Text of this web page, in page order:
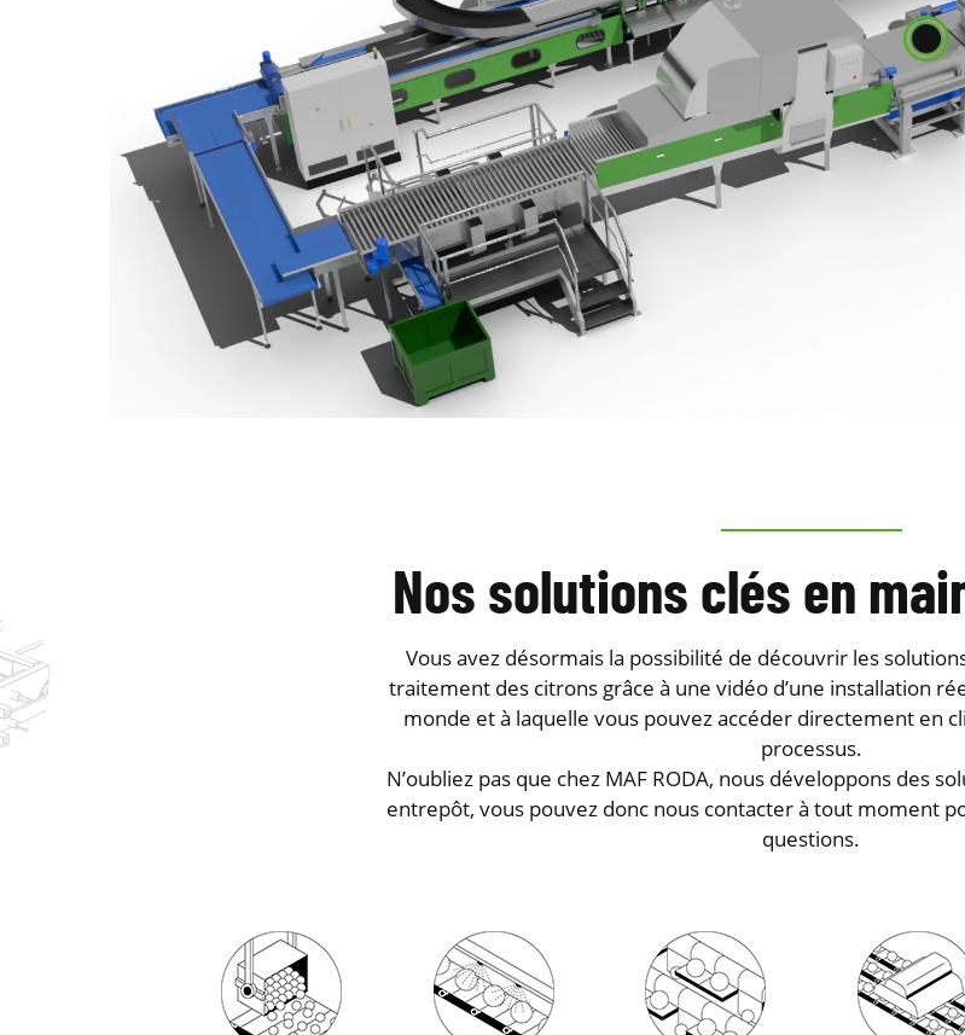
Nos solutions clés en
Vous avez désormais la possibilité de découvrir les
traitement des citrons grâce à une vidéo d’une installation
monde et à laquelle vous pouvez accéder directement en
processus.
N’oubliez pas que chez MAF RODA, nous développons des
entrepôt, vous pouvez donc nous contacter à tout moment
questions.